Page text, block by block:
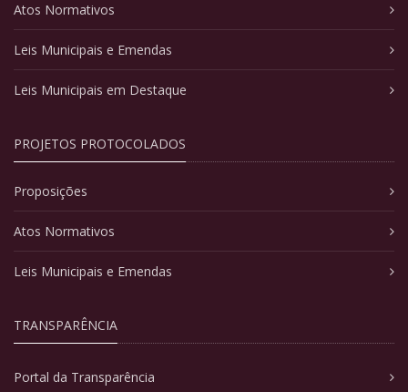
Atos Normativos
Leis Municipais e Emendas
Leis Municipais em Destaque
PROJETOS PROTOCOLADOS
Proposições
Atos Normativos
Leis Municipais e Emendas
TRANSPARÊNCIA
Portal da Transparência